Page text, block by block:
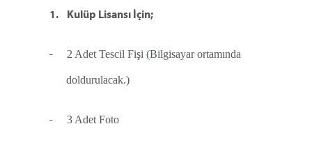
1. Kulüp Lisansı İçin;
- 2 Adet Tescil Fişi (Bilgisayar ortamında
doldurulacak.)
- 3 Adet Foto
Ödeme